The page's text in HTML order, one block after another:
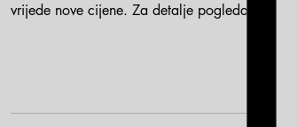
vrijede nove cijene. Za detalje pogledajte